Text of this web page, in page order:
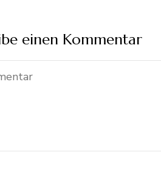
einen Kommentar